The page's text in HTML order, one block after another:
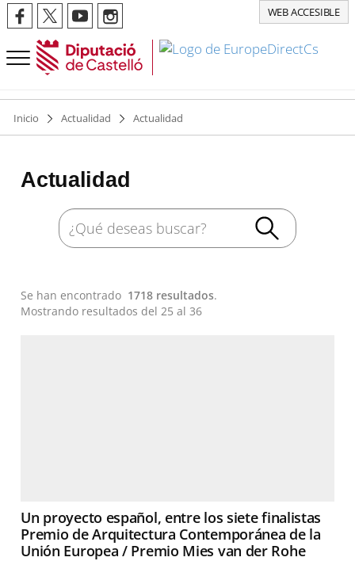
WEB ACCESIBLE
Inicio Actualidad Actualidad
Actualidad
Se han encontrado 1718 resultados.
Mostrando resultados del 25 al 36
Un proyecto español, entre los siete finalistas
Premio de Arquitectura Contemporánea de la
Unión Europea / Premio Mies van der Rohe